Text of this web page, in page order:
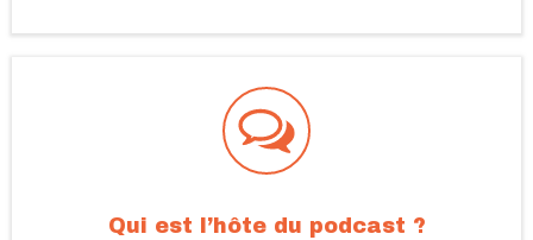
Qui est l’hôte du podcast ?